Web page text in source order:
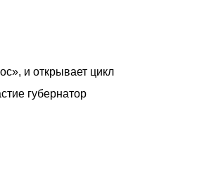
и открывает цикл
губернатор